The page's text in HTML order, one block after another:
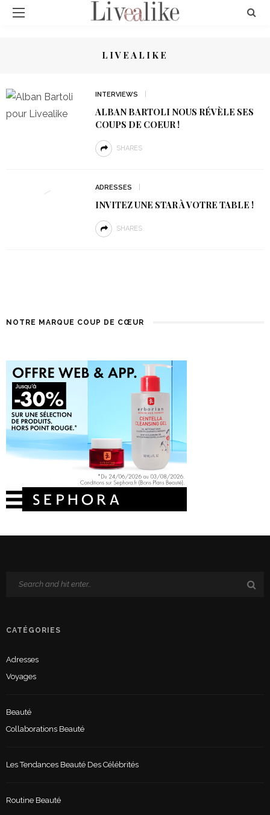
LIVEALIKE
INTERVIEWS
ALBAN BARTOLI NOUS RÉVÈLE SES
COUPS DE COEUR !
SHARES
ADRESSES
INVITEZ UNE STAR À VOTRE TABLE !
SHARES
NOTRE MARQUE COUP DE CŒUR
CATÉGORIES
Adresses
Voyages
Beauté
Collaborations Beauté
Les Tendances Beauté Des Célébrités
Routine Beauté